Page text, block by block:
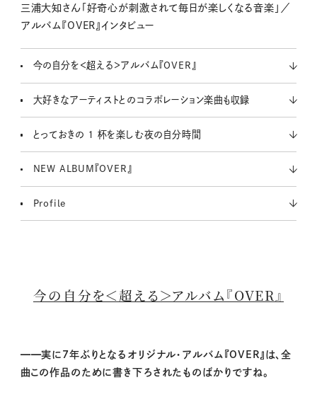
t
三浦大知さん「好奇心が刺激されて毎日が楽しくなる音楽」／
アルバム『OVER』インタビュー
今の自分を＜超える＞アルバム『OVER』
大好きなアーティストとのコラボレーション楽曲も収録
とっておきの 1 杯を楽しむ夜の自分時間
NEW ALBUM『OVER』
Profile
今の自分を＜超える＞アルバム『OVER』
━━実に7年ぶりとなるオリジナル・アルバム『OVER』は、全
曲この作品のために書き下ろされたものばかりですね。